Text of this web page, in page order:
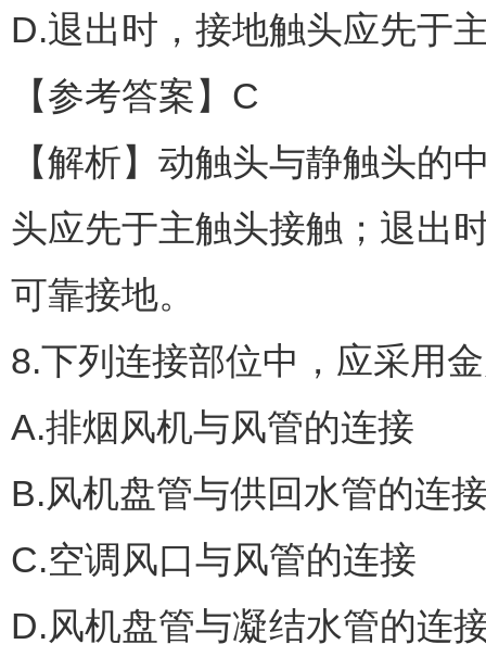
D.退出时，接地触头应先于
【参考答案】C
【解析】动触头与静触头的
头应先于主触头接触；退出
可靠接地。
8.下列连接部位中，应采用
A.排烟风机与风管的连接
B.风机盘管与供回水管的连
C.空调风口与风管的连接
D.风机盘管与凝结水管的连